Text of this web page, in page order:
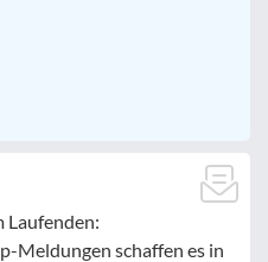
Laufenden:
Meldungen schaffen es in